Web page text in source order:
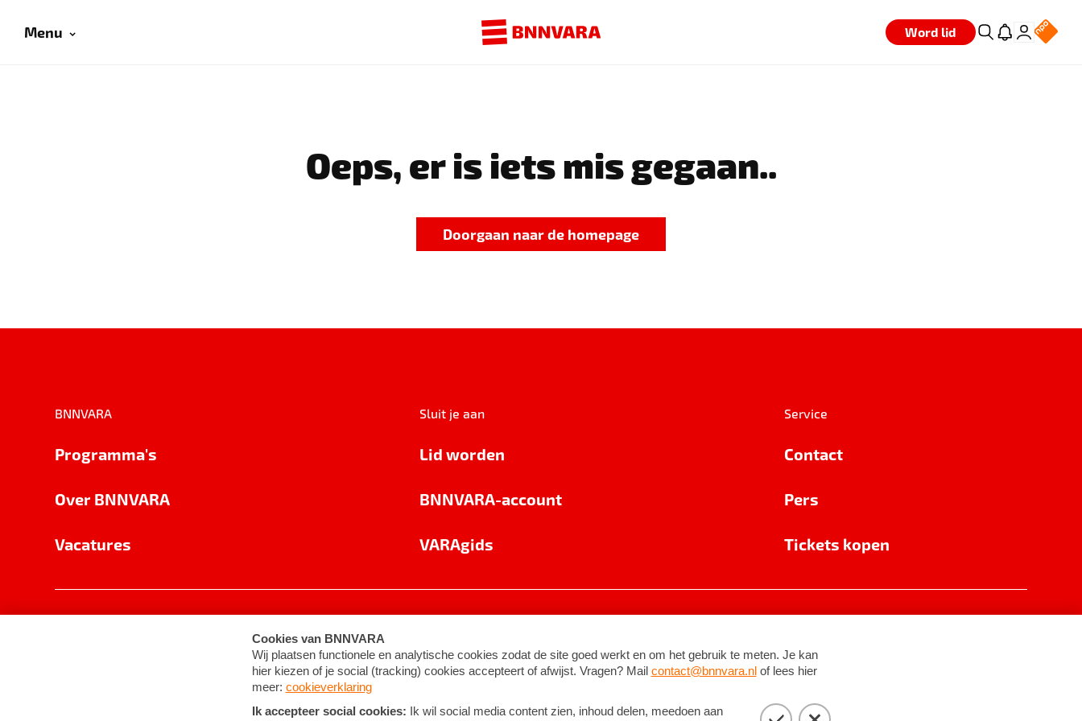
Menu Word lid
Oeps, er is iets mis gegaan..
Doorgaan naar de homepage
BNNVARA
Programma's
Over BNNVARA
Vacatures
Sluit je aan
Lid worden
BNNVARA-account
VARAgids
Service
Contact
Pers
Tickets kopen
Cookie-instellingen Algemene voorwaarden ©2026BNNVARA